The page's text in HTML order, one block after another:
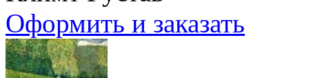
Оформить и заказать